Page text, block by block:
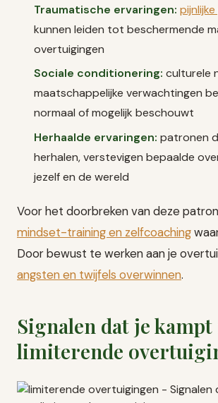
Traumatische ervaringen:
kunnen leiden tot beschermende
overtuigingen
Sociale conditionering: culturele
maatschappelijke verwachtingen
normaal of mogelijk beschouwt
Herhaalde ervaringen: patronen
herhalen, verstevigen bepaalde
jezelf en de wereld
Voor het doorbreken van deze
mindset-training en zelfcoaching
Door bewust te werken aan je
angsten en twijfels overwinnen.
Signalen dat je
limiterende